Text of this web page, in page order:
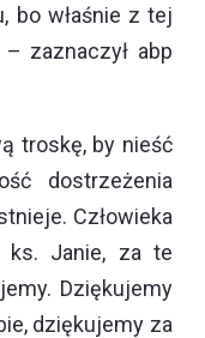
bo właśnie z tej
zaznaczył abp
troskę, by nieść
dostrzeżenia
Człowieka
ks. Janie, za te
Dziękujemy
dziękujemy za